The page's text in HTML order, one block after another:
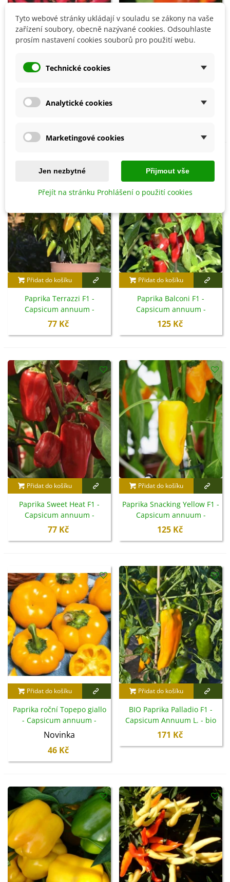
Přidat do košíku
annuum - semena - 40 ks
Orange F1 - Capsicum
Přidat do košíku
Paprika Terrazzi F1 -
Capsicum annuum -
semena - 6 ks
77 Kč
Přidat do košíku
Paprika Balconi F1 -
Capsicum annuum -
semena - 6 ks
125 Kč
Přidat do košíku
Paprika Sweet Heat F1 -
Capsicum annuum -
semena - 6 ks
77 Kč
Přidat do košíku
Paprika Snacking Yellow F1 -
Capsicum annuum -
semena - 5 ks
125 Kč
Přidat do košíku
Paprika roční Topepo giallo
- Capsicum annuum -
semena - 20 ks
Novinka
46 Kč
Přidat do košíku
BIO Paprika Palladio F1 -
Capsicum Annuum L. - bio
semena - 5 ks
171 Kč
Tyto webové stránky ukládají v souladu se zákony na vaše
zařízení soubory, obecně nazývané cookies. Odsouhlaste
prosím nastavení cookies souborů pro použití webu.
Technické cookies
Analytické cookies
Marketingové cookies
Jen nezbytné Přijmout vše
Přejít na stránku Prohlášení o použití cookies